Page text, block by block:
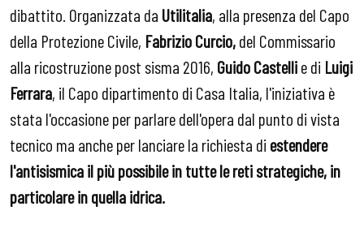
dibattito. Organizzata da Utilitalia, alla presenza del Capo
della Protezione Civile, Fabrizio Curcio,del Commissario
alla ricostruzione post sisma 2016, Guido Castellie di Luigi
Ferrara, il Capo dipartimento di Casa Italia, l'iniziativa è
stata l'occasione per parlare dell'opera dal punto di vista
tecnico ma anche per lanciare la richiesta di estendere
l'antisismica il più possibile in tutte le reti strategiche, in
particolare in quella idrica.